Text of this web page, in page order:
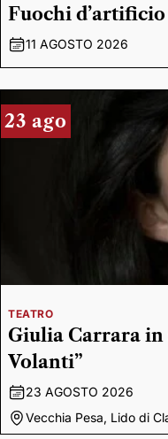
Fuochi
11 AGOSTO 2026
23 ago
TEATRO
Giulia Carrara in
Volanti”
23 AGOSTO 2026
Vecchia Pesa, Lido di